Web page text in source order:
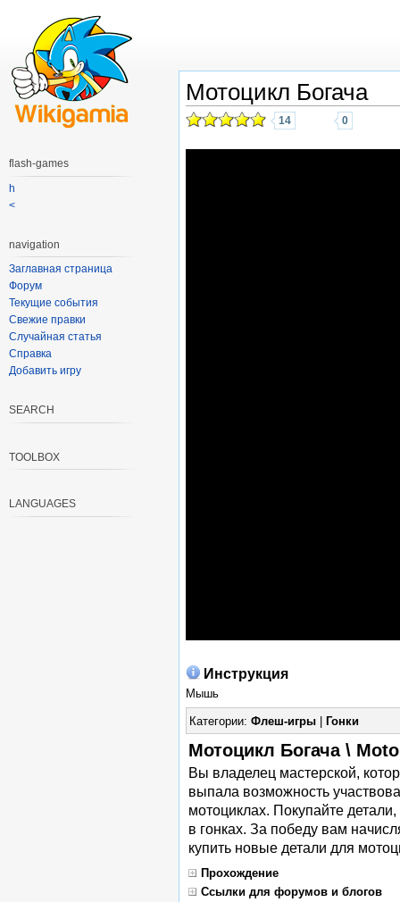
Мотоцикл Богача
14 0
Инструкция
Мышь
Категории: Флеш-игры| Гонки
Мотоцикл Богача \
Вы владелец мастерской,
выпала возможность
мотоциклах. Покупайте
в гонках. За победу вам
купить новые детали для
Прохождение
Ссылки для форумов и блогов
flash-games
h
<
navigation
Заглавная страница
Форум
Текущие события
Свежие правки
Случайная статья
Справка
Добавить игру
SEARCH
TOOLBOX
LANGUAGES